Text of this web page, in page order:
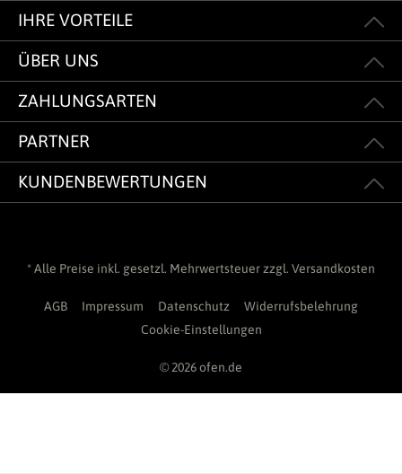
IHRE VORTEILE
ÜBER UNS
ZAHLUNGSARTEN
PARTNER
KUNDENBEWERTUNGEN
* Alle Preise inkl. gesetzl. Mehrwertsteuer zzgl. Versandkosten
AGB Impressum Datenschutz
Widerrufsbelehrung
Cookie-Einstellungen
© 2026 ofen.de